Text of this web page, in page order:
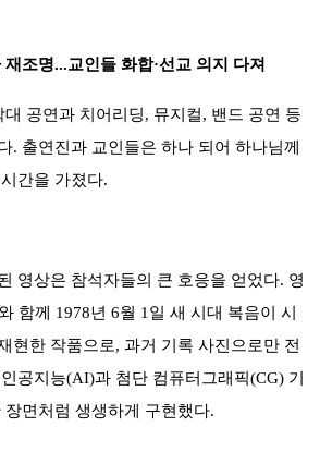
조명...교인들 화합·선교 의지 다져
공연과 치어리딩, 뮤지컬, 밴드 공연 등
. 출연진과 교인들은 하나 되어 하나님께
간을 가졌다.
영상은 참석자들의 큰 호응을 얻었다. 영
함께 1978년 6월 1일 새 시대 복음이 시
현한 작품으로, 과거 기록 사진으로만 전
공지능(AI)과 첨단 컴퓨터그래픽(CG) 기
면처럼 생생하게 구현했다.